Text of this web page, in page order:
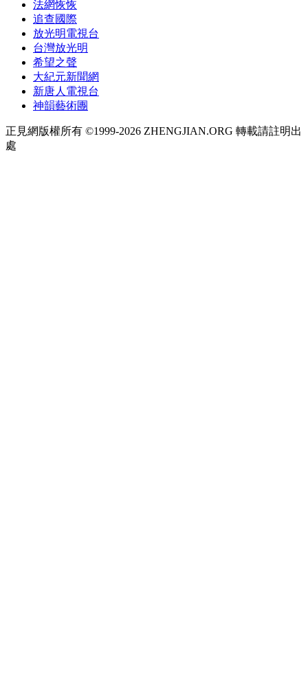
法網恢恢
追查國際
放光明電視台
台灣放光明
希望之聲
大紀元新聞網
新唐人電視台
神韻藝術團
正見網版權所有 ©1999-2026 ZHENGJIAN.ORG 轉載請註明出
處